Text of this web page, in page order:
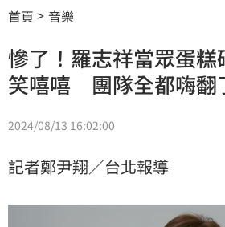
首頁 音樂
慘了！羅志祥當眾蛋糕
笑嘻嘻 團隊全都嗨翻
2024/08/13 16:02:00
記者鄭尹翔／台北報導